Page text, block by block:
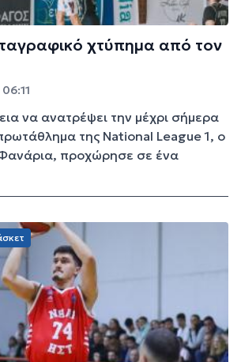
χτύπημα από τον
να ανατρέψει την μέχρι σήμερα
της National League 1, ο
προχώρησε σε ένα